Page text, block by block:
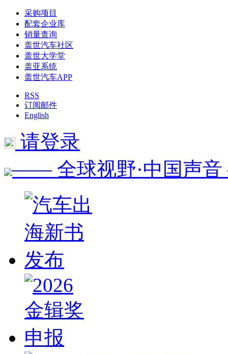
采购项目
配套企业库
销量查询
盖世汽车社区
盖世大学堂
盖亚系统
盖世汽车APP
RSS
订阅邮件
English
请登录
—— 全球视野·中国声